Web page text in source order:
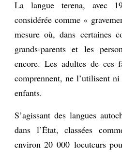
La langue terena, avec
considérée comme «
mesure où, dans certaines
grands-parents et les
encore. Les adultes de ces
comprennent, ne l’utilisent
enfants.
S’agissant des langues
dans l’État, classées
environ 20 000 locuteurs